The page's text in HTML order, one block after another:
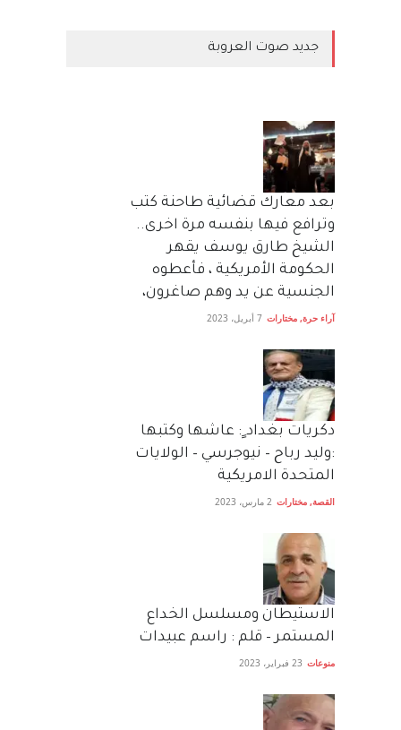
جديد صوت العروبة
بعد معارك قضائية طاحنة كتب
وترافع فيها بنفسه مرة اخرى..
الشيخ طارق يوسف يقهر
الحكومة الأمريكية ، فأعطوه
الجنسية عن يد وهم صاغرون،
آراء حرة, مختارات 7 أبريل، 2023
دكريات بغداد ٍ: عاشها وكتبها
:وليد رباح – نيوجرسي – الولايات
المتحدة الامريكية
القصة, مختارات 2 مارس، 2023
الاستيطان ومسلسل الخداع
المستمر – قلم : راسم عبيدات
منوعات 23 فبراير، 2023